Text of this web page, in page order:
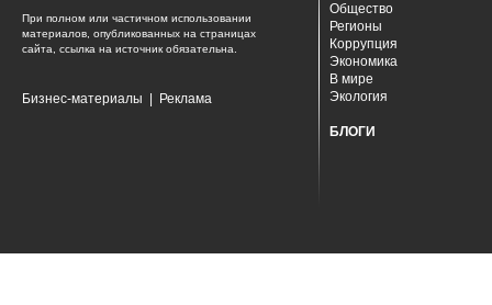
При полном или частичном использовании
материалов, опубликованных на страницах
сайта, ссылка на источник обязательна.
Бизнес-материалы Реклама
Общество
Регионы
Коррупция
Экономика
В мире
Экология
БЛОГИ